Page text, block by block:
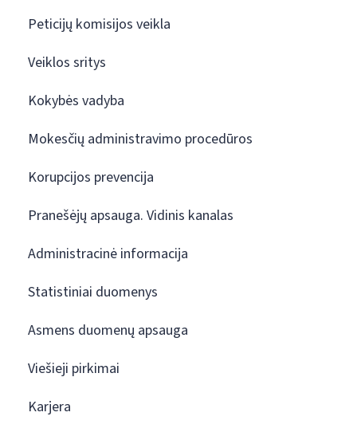
Peticijų komisijos veikla
Veiklos sritys
Kokybės vadyba
Mokesčių administravimo procedūros
Korupcijos prevencija
Pranešėjų apsauga. Vidinis kanalas
Administracinė informacija
Statistiniai duomenys
Asmens duomenų apsauga
Viešieji pirkimai
Karjera